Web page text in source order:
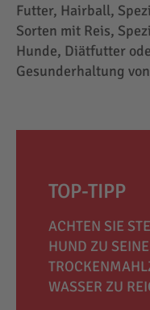
Futter, Hairball,
Sorten mit Reis,
Hunde, Diätfutter
Gesunderhaltung
TOP-TIPP
ACHTEN SIE
HUND ZU
WASSER ZU